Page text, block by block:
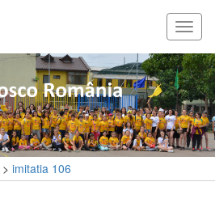
> imitatia 106